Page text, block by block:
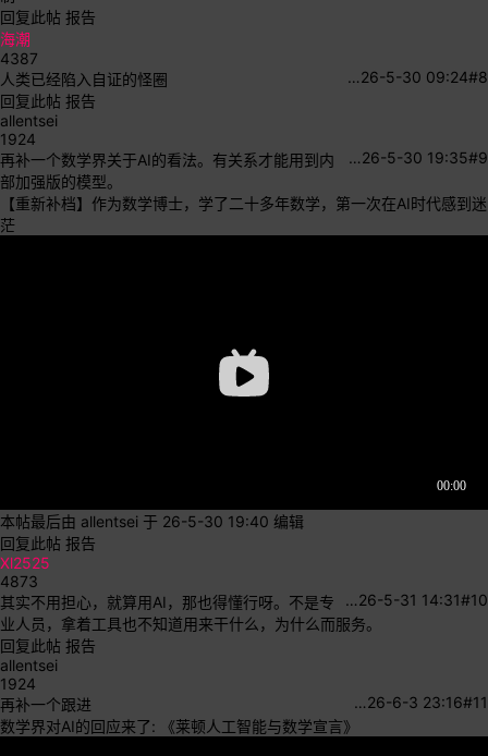
回复此帖 报告
海潮
4387
#8
26-5-30 09:24
…
人类已经陷入自证的怪圈
回复此帖 报告
allentsei
1924
#9
26-5-30 19:35
…
再补一个数学界关于AI的看法。有关系才能用到内
部加强版的模型。
【重新补档】作为数学博士，学了二十多年数学，第一次在AI时代感到迷
茫
本帖最后由 allentsei 于 26-5-30 19:40 编辑
回复此帖 报告
Xl2525
4873
#10
26-5-31 14:31
…
其实不用担心，就算用AI，那也得懂行呀。不是专
业人员，拿着工具也不知道用来干什么，为什么而服务。
回复此帖 报告
allentsei
1924
#11
26-6-3 23:16
…
再补一个跟进
数学界对AI的回应来了: 《莱顿人工智能与数学宣言》